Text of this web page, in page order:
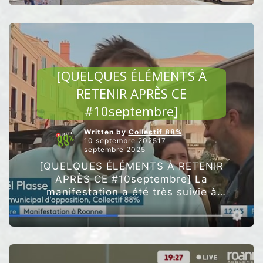
ARTICLES VEDETTES
[QUELQUES ÉLÉMENTS À
RETENIR APRÈS CE
#10septembre]
Written byCollectif 88%
10 septembre 202517
septembre 2025
[QUELQUES ÉLÉMENTS À RETENIR
APRÈS CE #10septembre] La
manifestation a été très suivie à
Roanne en centre ville (entre 1400
et 2500 personnes). Raphaël
Plasse, élu du Collectif 88%, a …
Poursuivre la lecture
ÉLÉMENTS
#10septembre]”